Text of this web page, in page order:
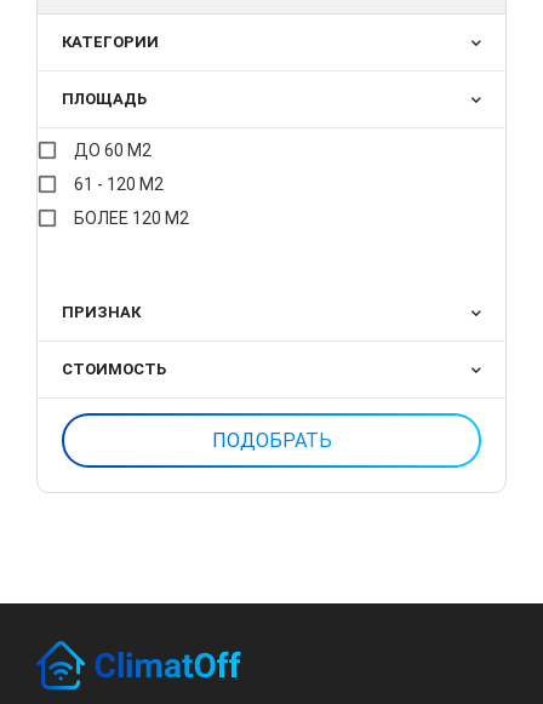
КАТЕГОРИИ
ПЛОЩАДЬ
ДО 60 М2
61 - 120 М2
БОЛЕЕ 120 М2
ПРИЗНАК
СТОИМОСТЬ